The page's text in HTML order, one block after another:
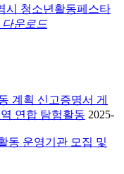
시 청소년활동페스타
다운로드
계획 신고증명서 게
연합 탐험활동 2025-
동 운영기관 모집 및